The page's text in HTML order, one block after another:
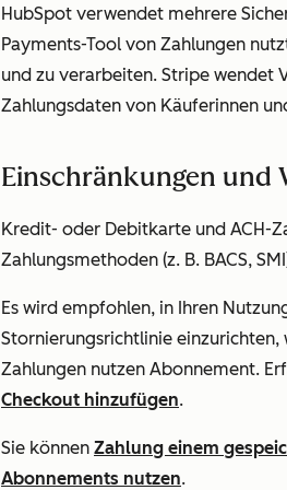
HubSpot verwendet mehrere
Payments-Tool von Zahlungen
und zu verarbeiten. Stripe wendet
Zahlungsdaten von Käuferinnen
Einschränkungen und
Kredit- oder Debitkarte und ACH-
Zahlungsmethoden (z. B. BACS,
Es wird empfohlen, in Ihren
Stornierungsrichtlinie
Zahlungen nutzen Abonnement.
Checkout hinzufügen.
Sie können Zahlung einem
Abonnements nutzen.